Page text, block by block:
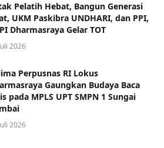
Pelatih Hebat, Bangun Generasi
UKM Paskibra UNDHARI, dan PPI,
Dharmasraya Gelar TOT
2026
Perpusnas RI Lokus
Gaungkan Budaya Baca
pada MPLS UPT SMPN 1 Sungai
2026